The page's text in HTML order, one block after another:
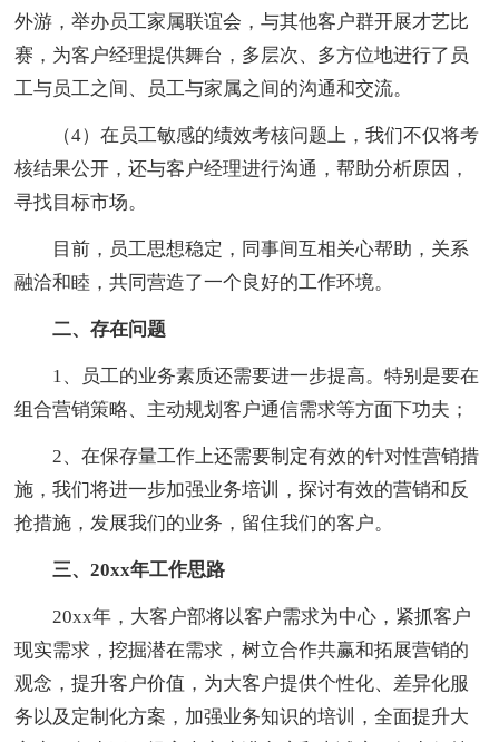
外游，举办员工家属联谊会，与其他客户群开展才艺比
赛，为客户经理提供舞台，多层次、多方位地进行了员
工与员工之间、员工与家属之间的沟通和交流。
（4）在员工敏感的绩效考核问题上，我们不仅将考
核结果公开，还与客户经理进行沟通，帮助分析原因，
寻找目标市场。
目前，员工思想稳定，同事间互相关心帮助，关系
融洽和睦，共同营造了一个良好的工作环境。
二、存在问题
1、员工的业务素质还需要进一步提高。特别是要在
组合营销策略、主动规划客户通信需求等方面下功夫；
2、在保存量工作上还需要制定有效的针对性营销措
施，我们将进一步加强业务培训，探讨有效的营销和反
抢措施，发展我们的业务，留住我们的客户。
三、20xx年工作思路
20xx年，大客户部将以客户需求为中心，紧抓客户
现实需求，挖掘潜在需求，树立合作共赢和拓展营销的
观念，提升客户价值，为大客户提供个性化、差异化服
务以及定制化方案，加强业务知识的培训，全面提升大